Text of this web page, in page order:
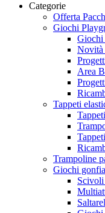
Categorie
Offerta
Giochi
Giochi
Novità
Area
Tappeti
Trampoline
Giochi